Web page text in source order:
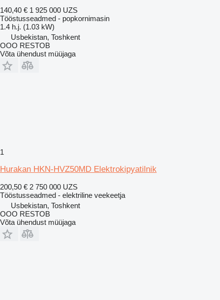
140,40 € 1 925 000 UZS
Tööstusseadmed - popkornimasin
1.4 h.j. (1.03 kW)
Usbekistan, Toshkent
OOO RESTOB
Võta ühendust müüjaga
1
Hurakan HKN-HVZ50MD Elektrokipyatilnik
200,50 € 2 750 000 UZS
Tööstusseadmed - elektriline veekeetja
Usbekistan, Toshkent
OOO RESTOB
Võta ühendust müüjaga